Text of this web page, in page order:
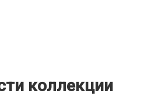
коллекции